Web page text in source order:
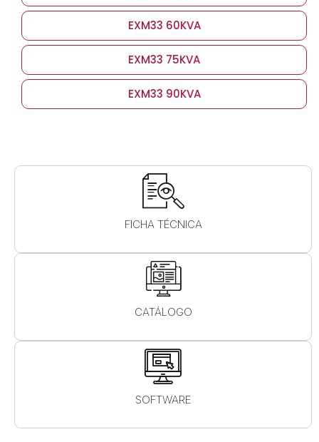
EXM33 60KVA
EXM33 75KVA
EXM33 90KVA
FICHA TÉCNICA
CATÁLOGO
SOFTWARE